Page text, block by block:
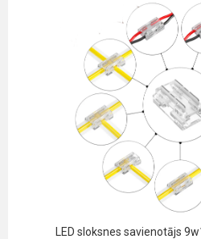
LED sloksnes savienotājs